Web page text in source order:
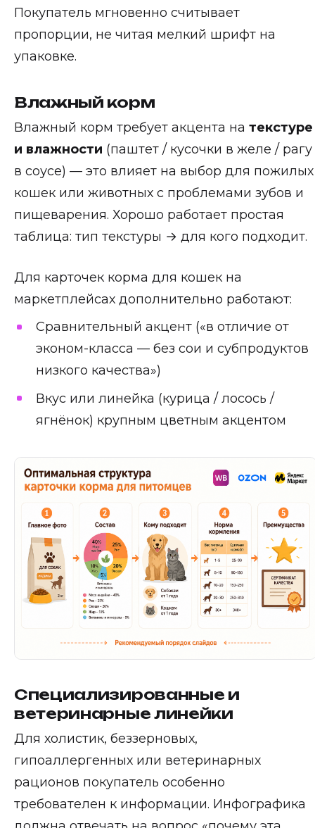
Покупатель мгновенно считывает
пропорции, не читая мелкий шрифт на
упаковке.
Влажный корм
Влажный корм требует акцента на текстуре
и влажности (паштет / кусочки в желе / рагу
в соусе) — это влияет на выбор для пожилых
кошек или животных с проблемами зубов и
пищеварения. Хорошо работает простая
таблица: тип текстуры → для кого подходит.
Для карточек корма для кошек на
маркетплейсах дополнительно работают:
Сравнительный акцент («в отличие от
эконом-класса — без сои и субпродуктов
низкого качества»)
Вкус или линейка (курица / лосось /
ягнёнок) крупным цветным акцентом
Специализированные и
ветеринарные линейки
Для холистик, беззерновых,
гипоаллергенных или ветеринарных
рационов покупатель особенно
требователен к информации. Инфографика